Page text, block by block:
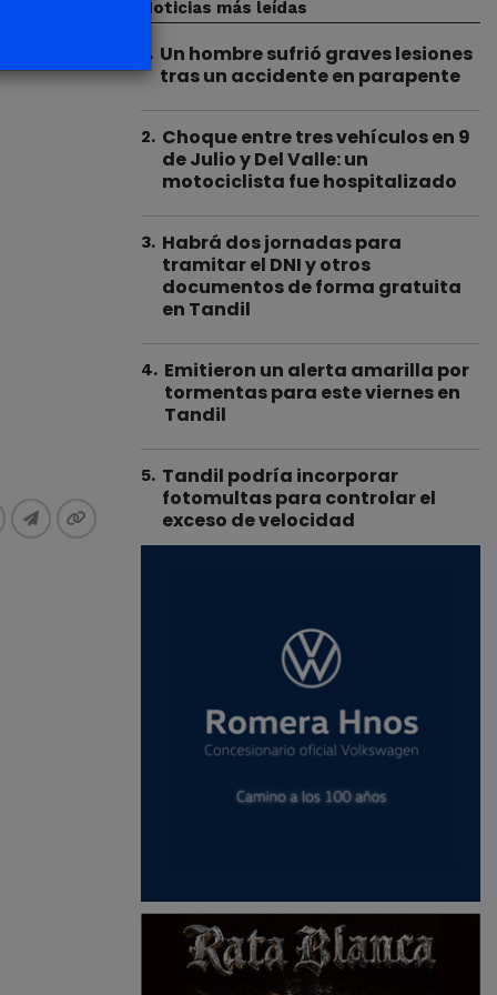
Noticias más leídas
. Un hombre sufrió graves lesiones
tras un accidente en parapente
2. Choque entre tres vehículos en 9
de Julio y Del Valle: un
motociclista fue hospitalizado
3. Habrá dos jornadas para
tramitar el DNI y otros
documentos de forma gratuita
en Tandil
4. Emitieron un alerta amarilla por
tormentas para este viernes en
Tandil
5. Tandil podría incorporar
fotomultas para controlar el
exceso de velocidad